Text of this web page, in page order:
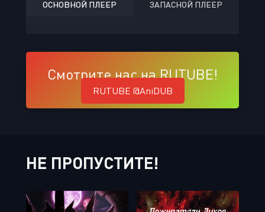
ОСНОВНОЙ ПЛЕЕР ЗАПАСНОЙ ПЛЕЕР
Смотрите нас на RUTUBE!
RUTUBE @AniDUB
НЕ ПРОПУСТИТЕ!